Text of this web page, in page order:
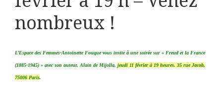
nombreux !
L’Espace des Femmes-Antoinette Fouque vous invite à une soirée sur « Freud et la France
(1885-1945) » avec son auteur, Alain de Mijolla, jeudi 11 février à 19 heures. 35 rue Jacob,
75006 Paris.